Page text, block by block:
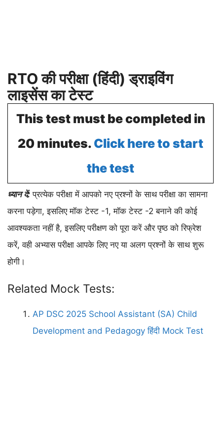
RTO की परीक्षा (हिंदी) ड्राइविंग
लाइसेंस का टेस्ट
This test must be completed in
20 minutes. Click here to start
the test
ध्यान दें: प्रत्येक परीक्षा में आपको नए प्रश्नों के साथ परीक्षा का सामना
करना पड़ेगा, इसलिए मॉक टेस्ट -1, मॉक टेस्ट -2 बनाने की कोई
आवश्यकता नहीं है, इसलिए परीक्षण को पूरा करें और पृष्ठ को रिफ्रेश
करें, वही अभ्यास परीक्षा आपके लिए नए या अलग प्रश्नों के साथ शुरू
होगी।
Related Mock Tests:
AP DSC 2025 School Assistant (SA) Child
Development and Pedagogy हिंदी Mock Test